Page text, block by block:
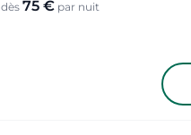
dès 75 € par nuit